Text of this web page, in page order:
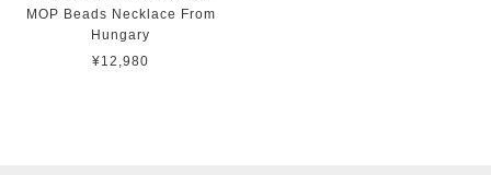
MOP Beads Necklace From
Hungary
¥12,980